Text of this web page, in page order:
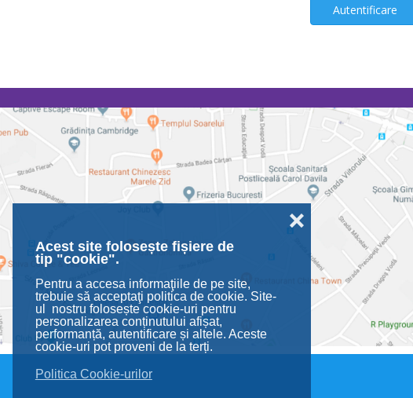
Acest site folosește fișiere de
tip "cookie".
Pentru a accesa informaţiile de pe site,
trebuie să acceptaţi politica de cookie. Site-
ul nostru folosește cookie-uri pentru
personalizarea conținutului afișat,
performanță, autentificare și altele. Aceste
cookie-uri pot proveni de la terți.
Politica Cookie-urilor
❌
Autentificare